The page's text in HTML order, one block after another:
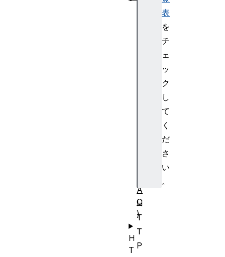
表
を
チ
ェ
ッ
ク
し
て
く
だ
さ
い
。
H
T
T
P
A
C
)
H
T